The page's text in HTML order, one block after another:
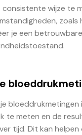
wijze te
je een
te meten en de
tijd. Dit kan